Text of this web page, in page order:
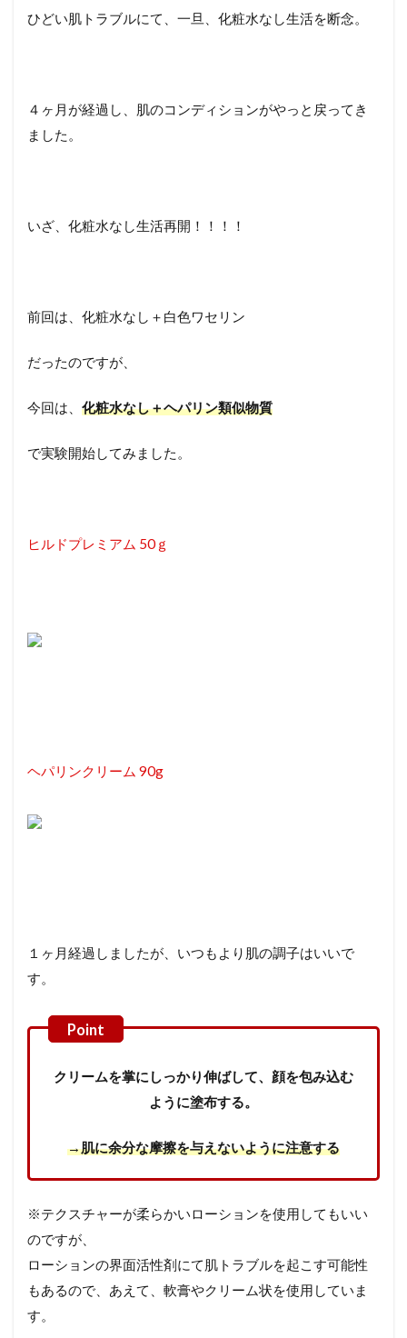
ひどい肌トラブルにて、一旦、化粧水なし生活を断念。
４ヶ月が経過し、肌のコンディションがやっと戻ってき
ました。
いざ、化粧水なし生活再開！！！！
前回は、化粧水なし＋白色ワセリン
だったのですが、
今回は、 化粧水なし＋ヘパリン類似物質
で実験開始してみました。
ヒルドプレミアム 50ｇ
ヘパリンクリーム 90g
１ヶ月経過しましたが、いつもより肌の調子はいいで
す。
クリームを掌にしっかり伸ばして、顔を包み込む
ように塗布する。
→肌に余分な摩擦を与えないように注意する
※テクスチャーが柔らかいローションを使用してもいい
のですが、
ローションの界面活性剤にて肌トラブルを起こす可能性
もあるので、あえて、軟膏やクリーム状を使用していま
す。